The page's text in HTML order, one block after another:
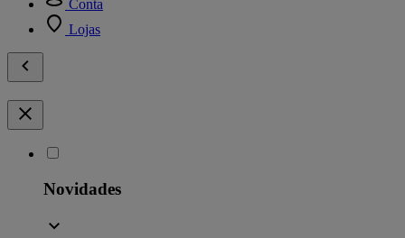
Conta
Lojas
Novidades